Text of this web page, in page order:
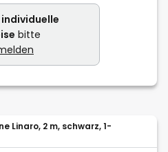
individuelle
bitte
Linaro, 2 m, schwarz, 1-